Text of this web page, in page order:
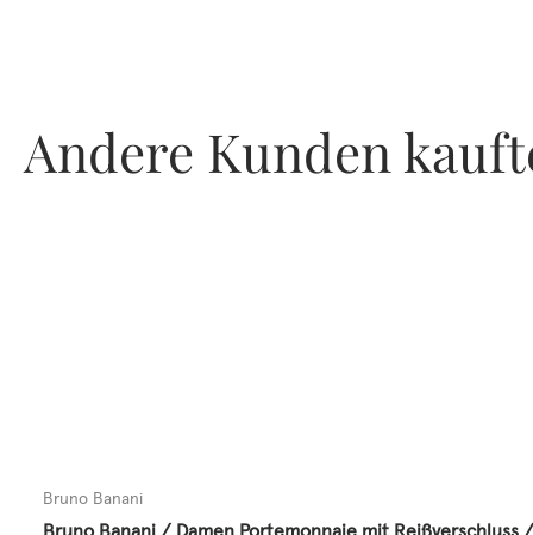
Andere Kunden
Bruno Banani
Bruno Banani / Damen Portemonnaie mit